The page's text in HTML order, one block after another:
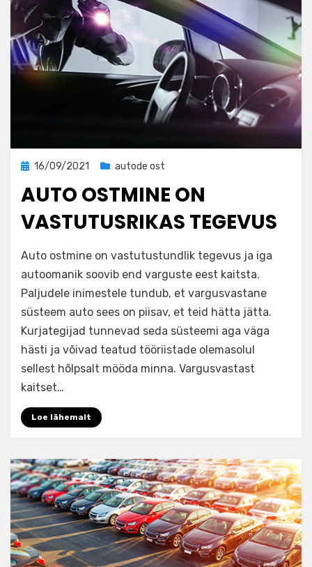
Posted
16/09/2021 autode ost
AUTO OSTMINE ON
VASTUTUSRIKAS TEGEVUS
by adminkirill
Auto ostmine on vastutustundlik tegevus ja iga
autoomanik soovib end varguste eest kaitsta.
Paljudele inimestele tundub, et vargusvastane
süsteem auto sees on piisav, et teid hätta jätta.
Kurjategijad tunnevad seda süsteemi aga väga
hästi ja võivad teatud tööriistade olemasolul
sellest hõlpsalt mööda minna. Vargusvastast
kaitset…
Loe lähemalt